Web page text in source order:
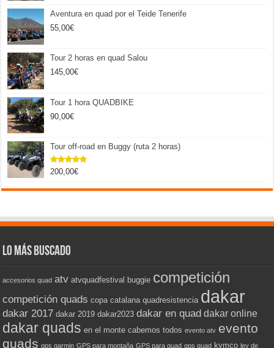
Aventura en quad por el Teide Tenerife
55,00€
Tour 2 horas en quad Salou
145,00€
Tour 1 hora QUADBIKE
90,00€
Tour off-road en Buggy (ruta 2 horas)
Valorado
de 5
200,00€
Lo más buscado
accesorios quad atv atvquadfestival buggie competición
competición quads copa catalana quadresistencia dakar
dakar 2017 dakar 2019 dakar2023 dakar en quad dakar online
dakar quads en el monte cabemos todos evento atv evento
quads gps garmin GPS para montaña GPS para quad gps quad kymco ley de